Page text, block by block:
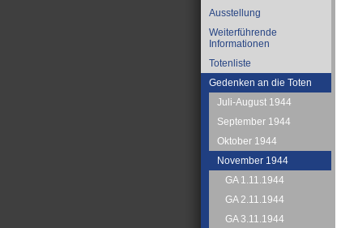
Ausstellung
Weiterführende
Informationen
Totenliste
Gedenken an die Toten
Juli-August 1944
September 1944
Oktober 1944
November 1944
GA 1.11.1944
GA 2.11.1944
GA 3.11.1944